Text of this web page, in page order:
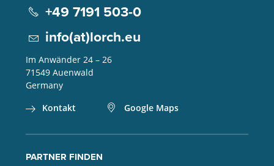
+49 7191 503-0
info(at)lorch.eu
Im Anwänder 24 – 26
71549 Auenwald
Germany
Kontakt
Google Maps
PARTNER FINDEN